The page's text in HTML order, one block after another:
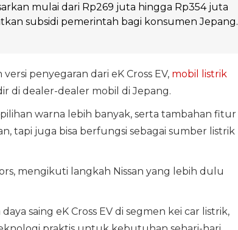
mulai dari Rp269 juta hingga Rp354 juta
subsidi pemerintah bagi konsumen Jepang.
penyegaran dari eK Cross EV, mobil listrik
di dealer-dealer mobil di Jepang.
warna lebih banyak, serta tambahan fitur
tapi juga bisa berfungsi sebagai sumber listrik
mengikuti langkah Nissan yang lebih dulu
saing eK Cross EV di segmen kei car listrik,